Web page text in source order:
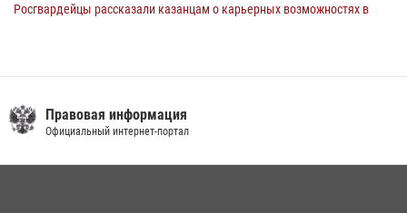
Росгвардейцы рассказали казанцам о карьерных возможностях в
в краже
23 июля 2026, 06:47
Правовая информация
Официальный интернет-портал